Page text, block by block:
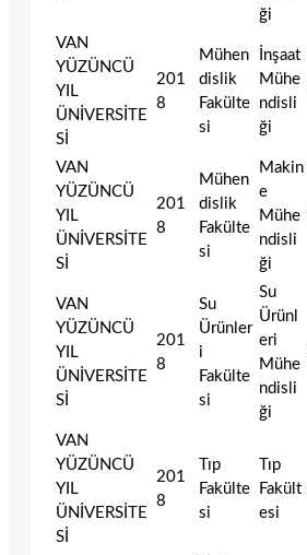
ği
VAN
YÜZÜNCÜ
YIL
ÜNİVERSİTE
Sİ
201
8
Mühen
dislik
Fakülte
si
İnşaat
Mühe
ndisli
ği
VAN
YÜZÜNCÜ
YIL
ÜNİVERSİTE
Sİ
201
8
Mühen
dislik
Fakülte
si
Makin
e
Mühe
ndisli
ği
VAN
YÜZÜNCÜ
YIL
ÜNİVERSİTE
Sİ
201
8
Su
Ürünler
i
Fakülte
si
Su
Ürünl
eri
Mühe
ndisli
ği
VAN
YÜZÜNCÜ
YIL
ÜNİVERSİTE
Sİ
201
8
Tıp
Fakülte
si
Tıp
Fakült
esi